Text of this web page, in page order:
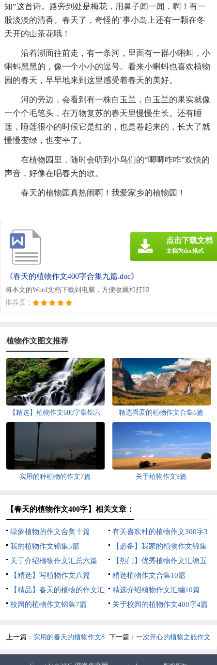
知”这首诗。路旁到处是梅花，用鼻子闻一闻，啊！有一
股淡淡的清香。春天了，奇怪的`事小岛上还有一颗在冬
天开的山茶花哦！
沿着湖面往前走，有一条河，里面有一群小蝌蚪，小
蝌蚪黑黑的，像一个小小的逗号。看来小蝌蚪也喜欢植物
园的春天，早早地来到这里感受着春天的美好。
河的旁边，会看到有一株白玉兰，白玉兰的果实就像
一个个毛笔头，在万物复苏的春天里慢慢生长。还有睡
莲，睡莲很小的时候它是红的，也是卷起来的，长大了就
慢慢变绿，也变平了。
在植物园里，随时会听到小鸟们的“唧唧咋咋”欢快的
声音，好像在唱春天的歌。
春天的植物园真热闹啊！我爱家乡的植物园！
《春天的植物作文400字合集九篇.doc》
将本文的Word文档下载到电脑，方便收藏和打印
推荐度：
点击下载文档
文档为doc格式
植物作文图文推荐
【精选】植物作文600字集锦六
精选喜爱的植物作文合集6篇
实用的种植物的作文7篇 关于植物作文9篇
【春天的植物作文400字】相关文章：
绿萝植物的作文合集十篇
有关喜欢种的植物作文300字3
篇
我的植物作文锦集5篇
【必备】我家的植物作文锦集
九篇
关于介绍植物作文汇总六篇
【热门】优秀植物作文汇编五
篇
【精选】写植物作文八篇
精选植物作文合集10篇
【精品】春天的植物的作文汇
总7篇
精选介绍植物作文汇编10篇
校园的植物作文锦集7篇
关于校园的植物作文400字4篇
上一篇： 实用的春天的植物作文8
篇
下一篇： 一次开心的植物之旅作文